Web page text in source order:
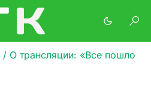
/ О трансляции: «Все пошло